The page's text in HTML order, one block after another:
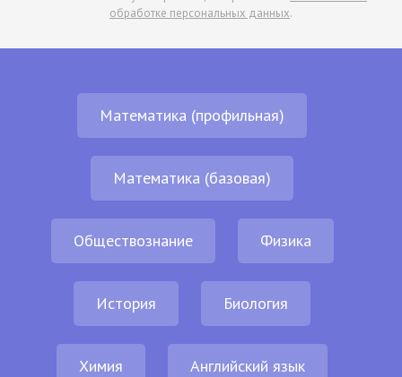
обработке персональных данных.
Математика (профильная)
Математика (базовая)
Обществознание Физика
История Биология
Химия Английский язык